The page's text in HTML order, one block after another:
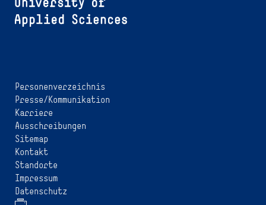
Personenverzeichnis
Presse/Kommunikation
Karriere
Ausschreibungen
Sitemap
Kontakt
Standorte
Impressum
Datenschutz